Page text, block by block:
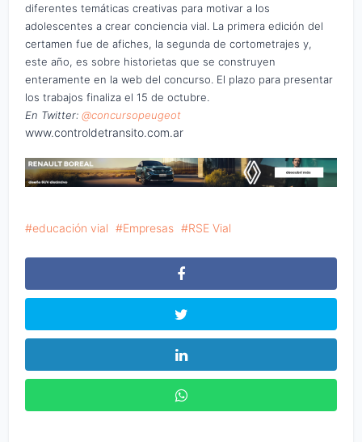
diferentes temáticas creativas para motivar a los
adolescentes a crear conciencia vial. La primera edición del
certamen fue de afiches, la segunda de cortometrajes y,
este año, es sobre historietas que se construyen
enteramente en la web del concurso. El plazo para presentar
los trabajos finaliza el 15 de octubre.
En Twitter:@concursopeugeot
www.controldetransito.com.ar
educación vial Empresas RSE Vial